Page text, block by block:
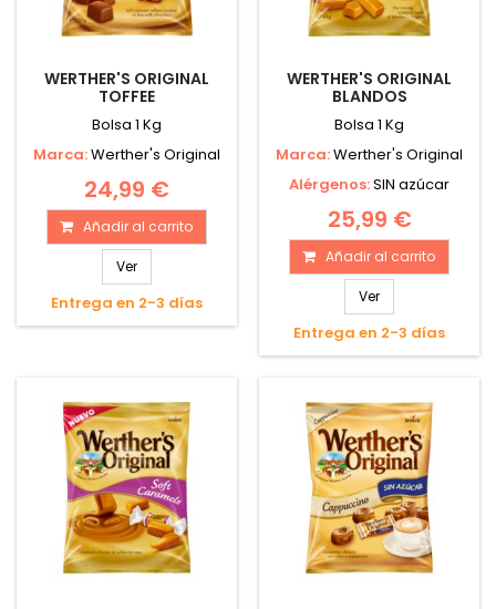
WERTHER'S ORIGINAL
TOFFEE
Bolsa 1 Kg
Marca:Werther's Original
24,99 €
Añadir al carrito
Ver
Entrega en 2-3 días
WERTHER'S ORIGINAL
BLANDOS
Bolsa 1 Kg
Marca:Werther's Original
Alérgenos:SIN azúcar
25,99 €
Añadir al carrito
Ver
Entrega en 2-3 días